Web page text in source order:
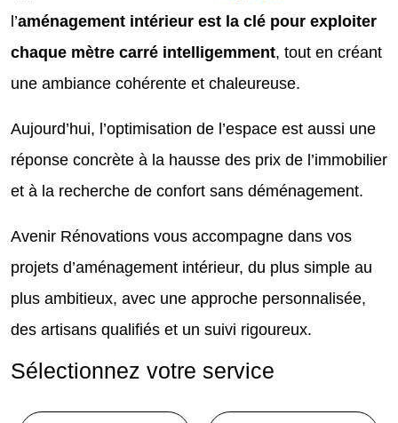
l’aménagement intérieur est la clé pour exploiter
chaque mètre carré intelligemment, tout en créant
une ambiance cohérente et chaleureuse.
Aujourd’hui, l’optimisation de l’espace est aussi une
réponse concrète à la hausse des prix de l’immobilier
et à la recherche de confort sans déménagement.
Avenir Rénovations vous accompagne dans vos
projets d’aménagement intérieur, du plus simple au
plus ambitieux, avec une approche personnalisée,
des artisans qualifiés et un suivi rigoureux.
Sélectionnez votre service